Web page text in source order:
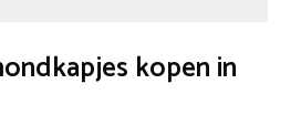
kopen in